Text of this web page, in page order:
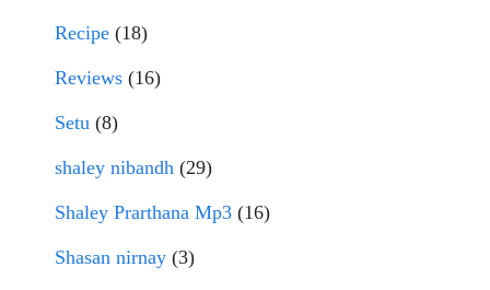
Recipe (18)
Reviews (16)
Setu (8)
shaley nibandh (29)
Shaley Prarthana Mp3 (16)
Shasan nirnay (3)